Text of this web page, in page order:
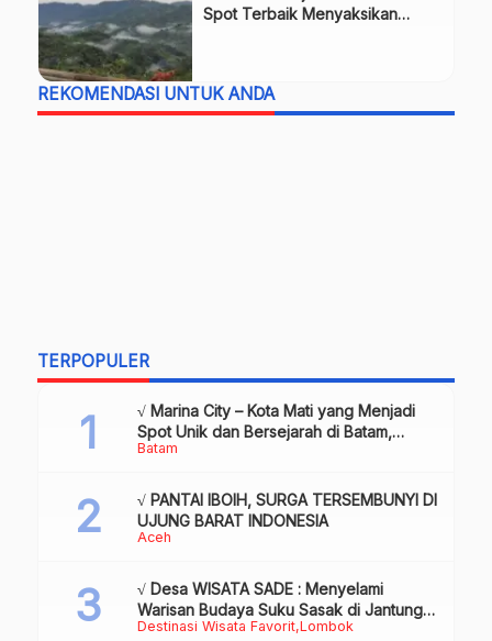
Spot Terbaik Menyaksikan
REKOMENDASI UNTUK ANDA
TERPOPULER
Batam
√ Marina City – Kota Mati yang Menjadi
Spot Unik dan Bersejarah di Batam,
Review & Info
Aceh
√ PANTAI IBOIH, SURGA TERSEMBUNYI DI
UJUNG BARAT INDONESIA
Destinasi Wisata Favorit Lombok
√ Desa WISATA SADE : Menyelami
Warisan Budaya Suku Sasak di Jantung
Lombok